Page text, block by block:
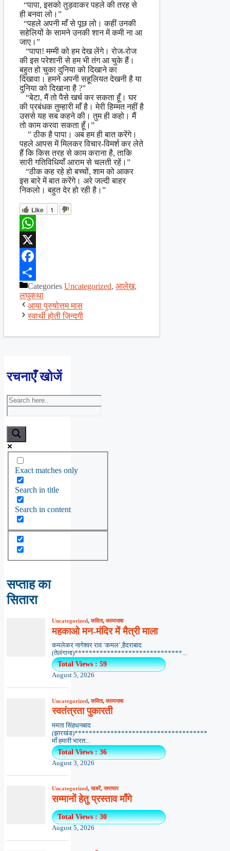
“पापा, इसको तुड़वाकर पहले की तरह से
ही बनवा लो।”
“पहले अपनी माँ से पूछ लो। कहीं उनकी
सहेलियों के सामने उनकी शान में कमी ना आ
जाए।”
“पापा! मम्मी को हम देख लेंगे। रोज-रोज
की इस परेशानी से हम भी तंग आ चुके हैं।
बहुत हो चुका दुनिया को दिखाने का
दिखावा। हमने अपनी सहूलियत देखनी है या
दुनिया को दिखाना है ?”
“बेटा, मैं तो पैसे खर्च कर सकता हूँ। घर
की प्रबंधक तुम्हारी माँ है। मेरी हिम्मत नहीं है
उससे यह सब कहने की। तुम ही कहो। मैं
तो काम करवा सकता हूँ।”
” ठीक है पापा। अब हम ही बात करेंगे।
पहले आपस में मिलकर विचार-विमर्श कर लेते
हैं कि किस तरह से काम कराना है, ताकि
सारी गतिविधियाँ आराम से चलती रहें।”
“ठीक कह रहे हो बच्चों, शाम को आकर
इस बारे में बात करेंगे। अरे जल्दी बाहर
निकलो। बहुत देर हो रही है।”
Like 1
WhatsApp
X
Facebook
ShareCategories Uncategorized, आलेख,
लघुकथा
आया पुरुषोत्तम मास
स्वार्थी होती ज़िन्दगी
रचनाएँ खोजें
Exact matches only
Search in title
Search in content
सप्ताह का
सितारा
Uncategorized,कविता,काव्यभाषा
महकाओ मन-मंदिर में मैत्री माला
कमलेकर नागेश्वर राव ‘कमल’,हैदराबाद
(तेलंगाना)******************************...
Total Views : 59
August 5, 2026
Uncategorized,कविता,काव्यभाषा
स्वतंत्रता पुकारती
ममता सिंहधनबाद
(झारखंड)*************************************
माँ हमारी भारत...
Total Views : 36
August 3, 2026
Uncategorized,खबरें,समाचार
सम्मानों हेतु प्रस्ताव माँगे
Total Views : 30
August 5, 2026